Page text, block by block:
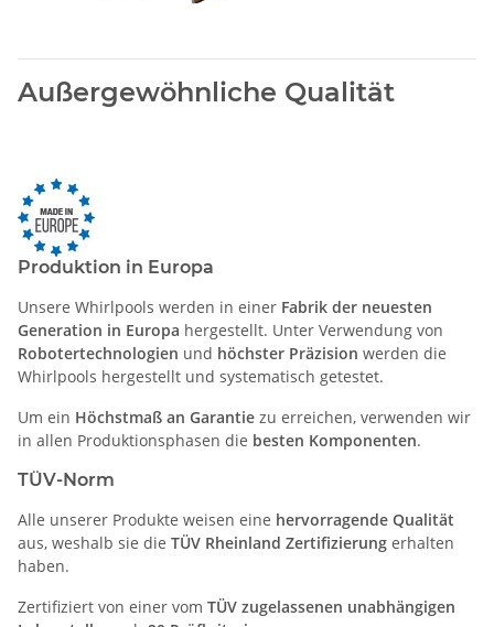
Außergewöhnliche Qualität
Produktion in Europa
Unsere Whirlpools werden in einer Fabrik der neuesten
Generation in Europa hergestellt. Unter Verwendung von
Robotertechnologien und höchster Präzision werden die
Whirlpools hergestellt und systematisch getestet.
Um ein Höchstmaß an Garantie zu erreichen, verwenden wir
in allen Produktionsphasen die besten Komponenten.
TÜV-Norm
Alle unserer Produkte weisen eine hervorragende Qualität
aus, weshalb sie die TÜV Rheinland Zertifizierung erhalten
haben.
Zertifiziert von einer vom TÜV zugelassenen unabhängigen